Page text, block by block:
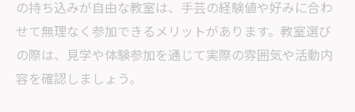
の持ち込みが自由な教室は、手芸の経験値や好みに合わ
せて無理なく参加できるメリットがあります。教室選び
の際は、見学や体験参加を通じて実際の雰囲気や活動内
容を確認しましょう。